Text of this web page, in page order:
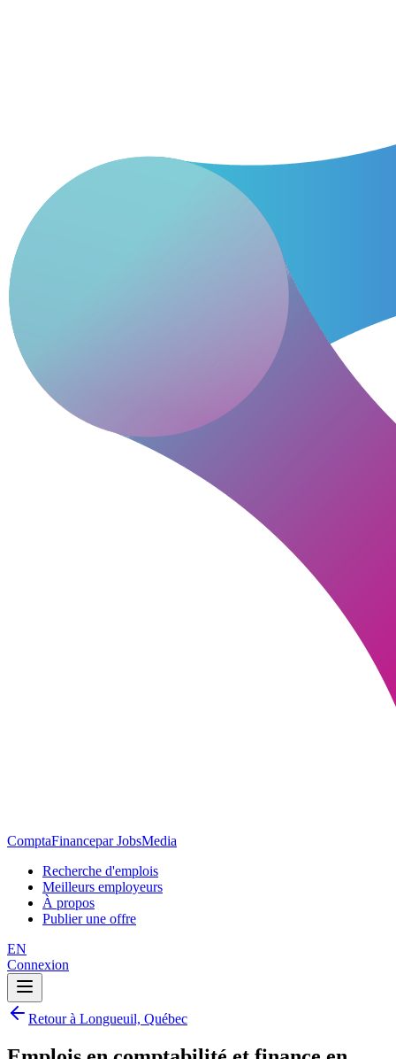
ComptaFinancepar JobsMedia
Recherche d'emplois
Meilleurs employeurs
À propos
Publier une offre
EN
Connexion
Retour à Longueuil, Québec